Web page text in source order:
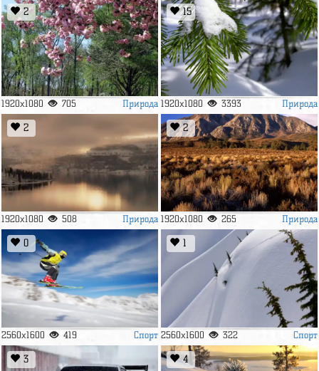
2
1920x1080 705 Природа
15
1920x1080 3393 Природа
2
1920x1080 508 Природа
2
1920x1080 265 Природа
0
2560x1600 419 Спорт
1
2560x1600 322 Спорт
3 4